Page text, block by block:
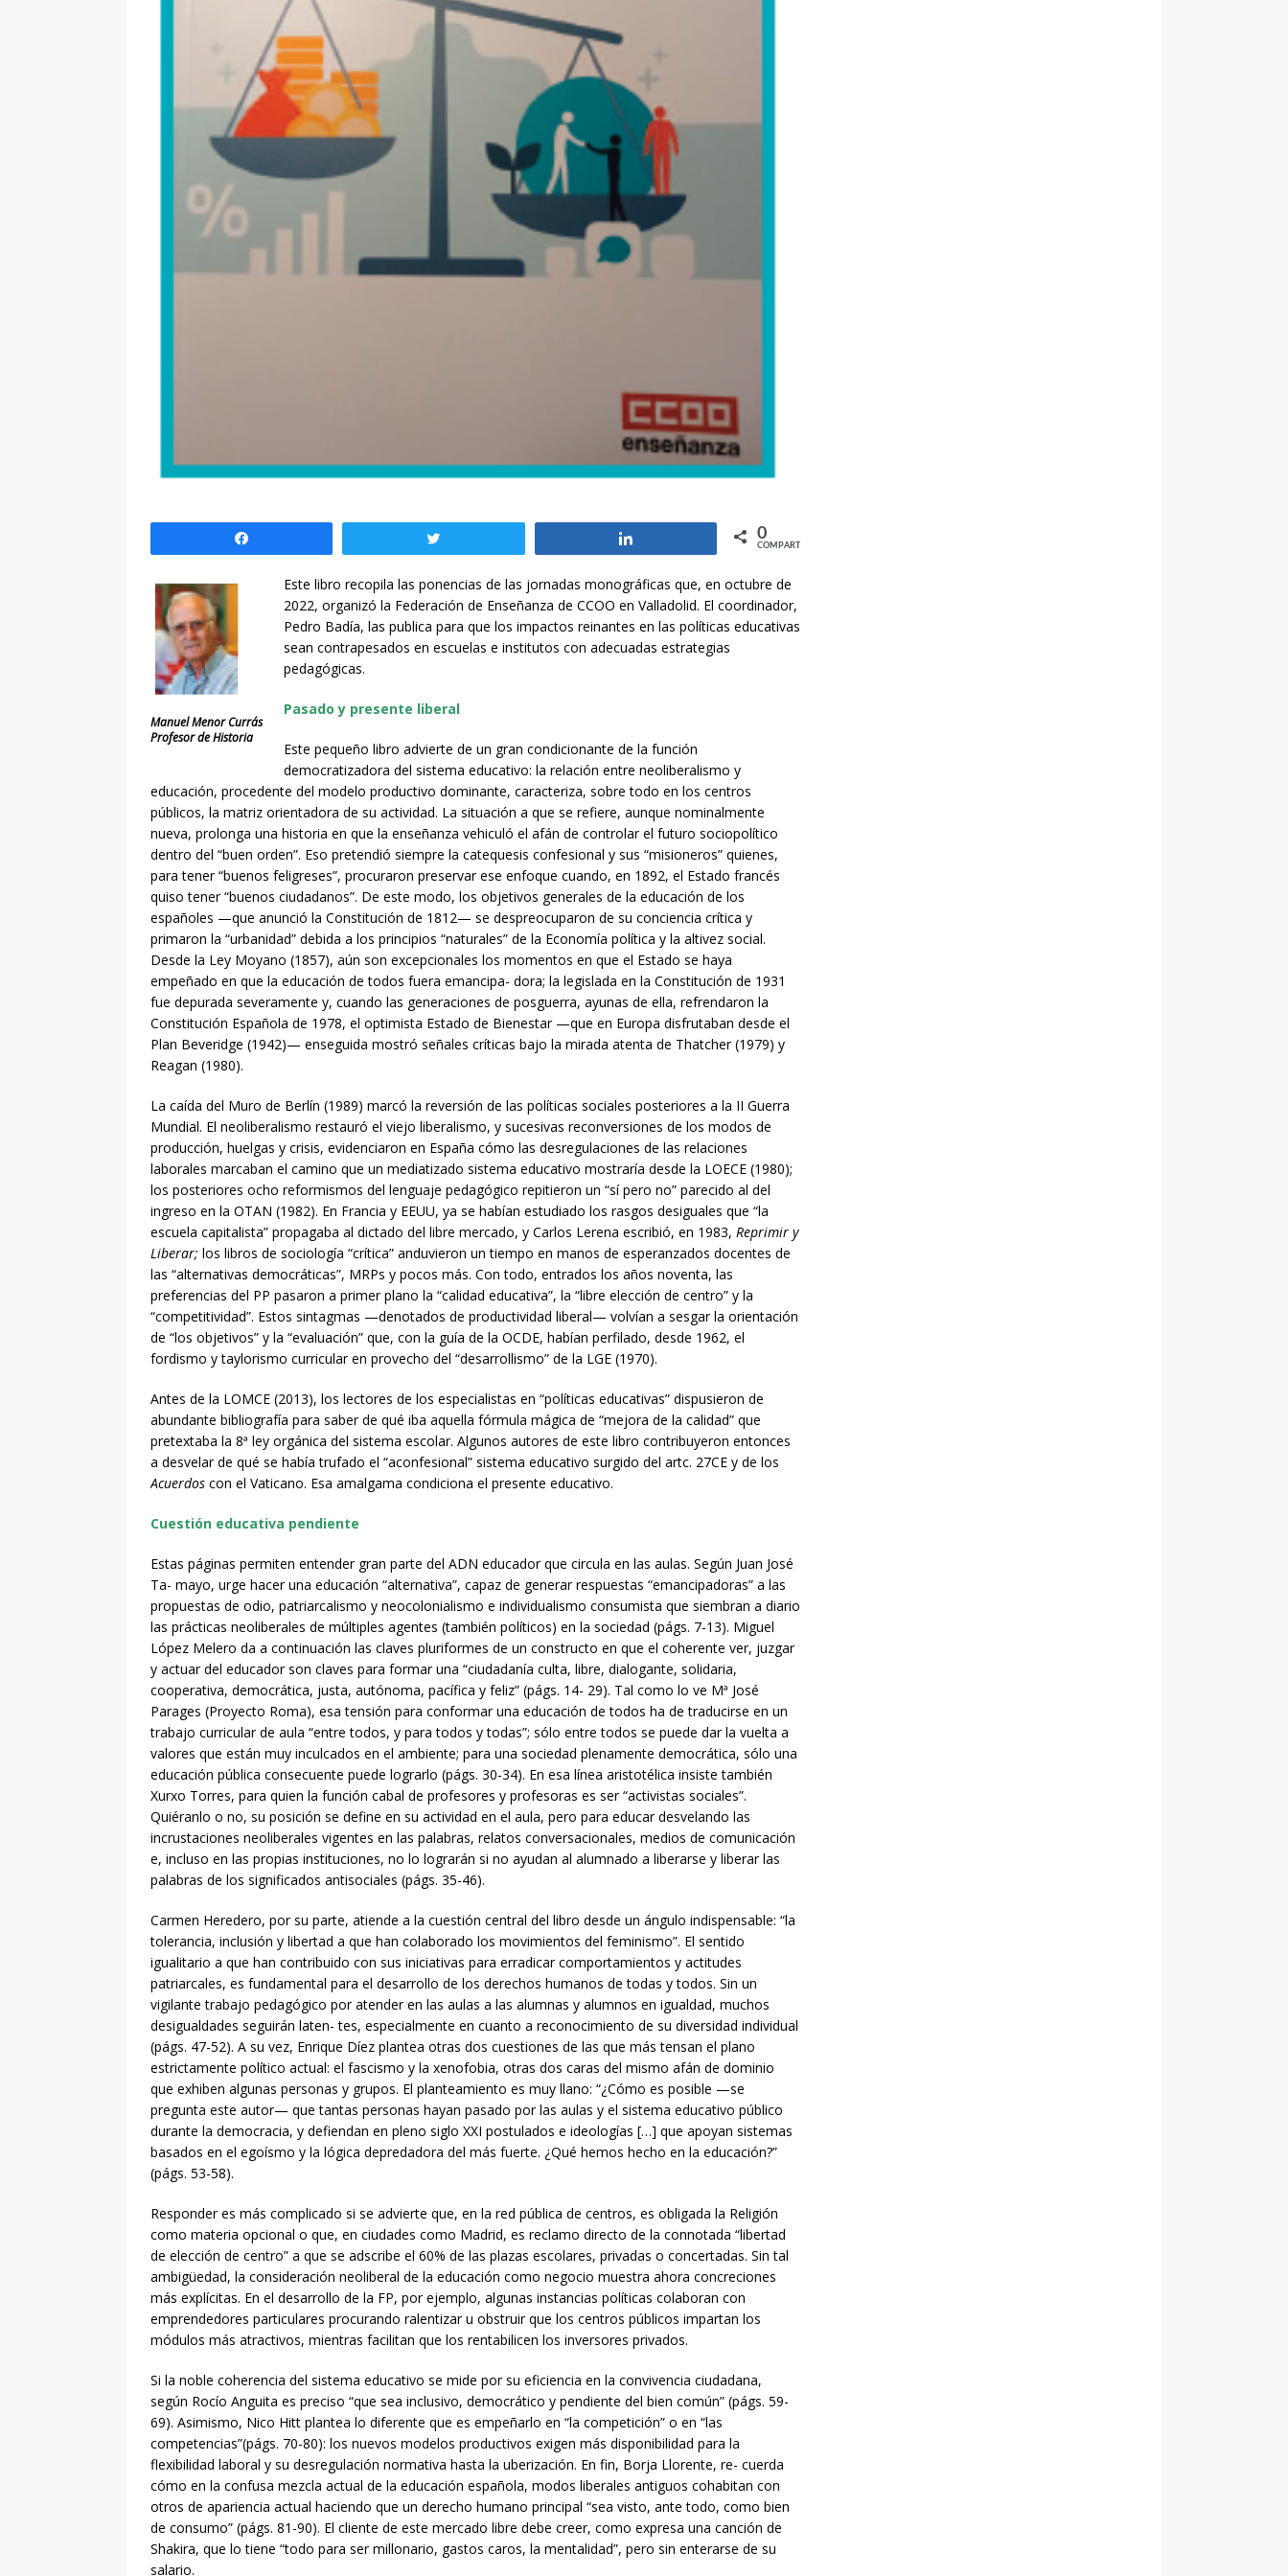
0
COMPARTIR
Manuel Menor Currás
Profesor de Historia
Este libro recopila las ponencias de las jornadas monográficas que, en octubre de
2022, organizó la Federación de Enseñanza de CCOO en Valladolid. El coordinador,
Pedro Badía, las publica para que los impactos reinantes en las políticas educativas
sean contrapesados en escuelas e institutos con adecuadas estrategias
pedagógicas.
Pasado y presente liberal
Este pequeño libro advierte de un gran condicionante de la función
democratizadora del sistema educativo: la relación entre neoliberalismo y
educación, procedente del modelo productivo dominante, caracteriza, sobre todo en los centros
públicos, la matriz orientadora de su actividad. La situación a que se refiere, aunque nominalmente
nueva, prolonga una historia en que la enseñanza vehiculó el afán de controlar el futuro sociopolítico
dentro del “buen orden”. Eso pretendió siempre la catequesis confesional y sus “misioneros” quienes,
para tener “buenos feligreses”, procuraron preservar ese enfoque cuando, en 1892, el Estado francés
quiso tener “buenos ciudadanos”. De este modo, los objetivos generales de la educación de los
españoles —que anunció la Constitución de 1812— se despreocuparon de su conciencia crítica y
primaron la “urbanidad” debida a los principios “naturales” de la Economía política y la altivez social.
Desde la Ley Moyano (1857), aún son excepcionales los momentos en que el Estado se haya
empeñado en que la educación de todos fuera emancipa- dora; la legislada en la Constitución de 1931
fue depurada severamente y, cuando las generaciones de posguerra, ayunas de ella, refrendaron la
Constitución Española de 1978, el optimista Estado de Bienestar —que en Europa disfrutaban desde el
Plan Beveridge (1942)— enseguida mostró señales críticas bajo la mirada atenta de Thatcher (1979) y
Reagan (1980).
La caída del Muro de Berlín (1989) marcó la reversión de las políticas sociales posteriores a la II Guerra
Mundial. El neoliberalismo restauró el viejo liberalismo, y sucesivas reconversiones de los modos de
producción, huelgas y crisis, evidenciaron en España cómo las desregulaciones de las relaciones
laborales marcaban el camino que un mediatizado sistema educativo mostraría desde la LOECE (1980);
los posteriores ocho reformismos del lenguaje pedagógico repitieron un “sí pero no” parecido al del
ingreso en la OTAN (1982). En Francia y EEUU, ya se habían estudiado los rasgos desiguales que “la
escuela capitalista” propagaba al dictado del libre mercado, y Carlos Lerena escribió, en 1983, Reprimir y
Liberar; los libros de sociología “crítica” anduvieron un tiempo en manos de esperanzados docentes de
las “alternativas democráticas”, MRPs y pocos más. Con todo, entrados los años noventa, las
preferencias del PP pasaron a primer plano la “calidad educativa”, la “libre elección de centro” y la
“competitividad”. Estos sintagmas —denotados de productividad liberal— volvían a sesgar la orientación
de “los objetivos” y la “evaluación” que, con la guía de la OCDE, habían perfilado, desde 1962, el
fordismo y taylorismo curricular en provecho del “desarrollismo” de la LGE (1970).
Antes de la LOMCE (2013), los lectores de los especialistas en “políticas educativas” dispusieron de
abundante bibliografía para saber de qué iba aquella fórmula mágica de “mejora de la calidad” que
pretextaba la 8ª ley orgánica del sistema escolar. Algunos autores de este libro contribuyeron entonces
a desvelar de qué se había trufado el “aconfesional” sistema educativo surgido del artc. 27CE y de los
Acuerdos con el Vaticano. Esa amalgama condiciona el presente educativo.
Cuestión educativa pendiente
Estas páginas permiten entender gran parte del ADN educador que circula en las aulas. Según Juan José
Ta- mayo, urge hacer una educación “alternativa”, capaz de generar respuestas “emancipadoras” a las
propuestas de odio, patriarcalismo y neocolonialismo e individualismo consumista que siembran a diario
las prácticas neoliberales de múltiples agentes (también políticos) en la sociedad (págs. 7-13). Miguel
López Melero da a continuación las claves pluriformes de un constructo en que el coherente ver, juzgar
y actuar del educador son claves para formar una “ciudadanía culta, libre, dialogante, solidaria,
cooperativa, democrática, justa, autónoma, pacífica y feliz” (págs. 14- 29). Tal como lo ve Mª José
Parages (Proyecto Roma), esa tensión para conformar una educación de todos ha de traducirse en un
trabajo curricular de aula “entre todos, y para todos y todas”; sólo entre todos se puede dar la vuelta a
valores que están muy inculcados en el ambiente; para una sociedad plenamente democrática, sólo una
educación pública consecuente puede lograrlo (págs. 30-34). En esa línea aristotélica insiste también
Xurxo Torres, para quien la función cabal de profesores y profesoras es ser “activistas sociales”.
Quiéranlo o no, su posición se define en su actividad en el aula, pero para educar desvelando las
incrustaciones neoliberales vigentes en las palabras, relatos conversacionales, medios de comunicación
e, incluso en las propias instituciones, no lo lograrán si no ayudan al alumnado a liberarse y liberar las
palabras de los significados antisociales (págs. 35-46).
Carmen Heredero, por su parte, atiende a la cuestión central del libro desde un ángulo indispensable: “la
tolerancia, inclusión y libertad a que han colaborado los movimientos del feminismo”. El sentido
igualitario a que han contribuido con sus iniciativas para erradicar comportamientos y actitudes
patriarcales, es fundamental para el desarrollo de los derechos humanos de todas y todos. Sin un
vigilante trabajo pedagógico por atender en las aulas a las alumnas y alumnos en igualdad, muchos
desigualdades seguirán laten- tes, especialmente en cuanto a reconocimiento de su diversidad individual
(págs. 47-52). A su vez, Enrique Díez plantea otras dos cuestiones de las que más tensan el plano
estrictamente político actual: el fascismo y la xenofobia, otras dos caras del mismo afán de dominio
que exhiben algunas personas y grupos. El planteamiento es muy llano: “¿Cómo es posible —se
pregunta este autor— que tantas personas hayan pasado por las aulas y el sistema educativo público
durante la democracia, y defiendan en pleno siglo XXI postulados e ideologías […] que apoyan sistemas
basados en el egoísmo y la lógica depredadora del más fuerte. ¿Qué hemos hecho en la educación?”
(págs. 53-58).
Responder es más complicado si se advierte que, en la red pública de centros, es obligada la Religión
como materia opcional o que, en ciudades como Madrid, es reclamo directo de la connotada “libertad
de elección de centro” a que se adscribe el 60% de las plazas escolares, privadas o concertadas. Sin tal
ambigüedad, la consideración neoliberal de la educación como negocio muestra ahora concreciones
más explícitas. En el desarrollo de la FP, por ejemplo, algunas instancias políticas colaboran con
emprendedores particulares procurando ralentizar u obstruir que los centros públicos impartan los
módulos más atractivos, mientras facilitan que los rentabilicen los inversores privados.
Si la noble coherencia del sistema educativo se mide por su eficiencia en la convivencia ciudadana,
según Rocío Anguita es preciso “que sea inclusivo, democrático y pendiente del bien común” (págs. 59-
69). Asimismo, Nico Hitt plantea lo diferente que es empeñarlo en “la competición” o en “las
competencias”(págs. 70-80): los nuevos modelos productivos exigen más disponibilidad para la
flexibilidad laboral y su desregulación normativa hasta la uberización. En fin, Borja Llorente, re- cuerda
cómo en la confusa mezcla actual de la educación española, modos liberales antiguos cohabitan con
otros de apariencia actual haciendo que un derecho humano principal “sea visto, ante todo, como bien
de consumo” (págs. 81-90). El cliente de este mercado libre debe creer, como expresa una canción de
Shakira, que lo tiene “todo para ser millonario, gastos caros, la mentalidad”, pero sin enterarse de su
salario.